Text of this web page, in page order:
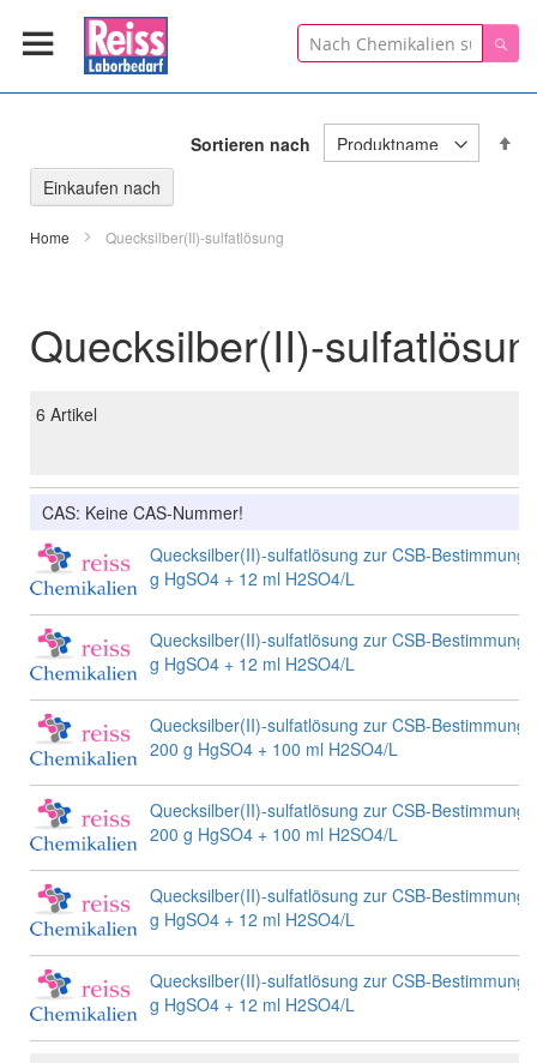
Suche
Home Quecksilber(II)-sulfatlösung
Quecksilber(II)-
6 Artikel
Sortieren nach
CAS: Keine CAS-Nummer!
Quecksilber(II)-sulfatlösung zur CSB-Bestimmung
g HgSO4 + 12 ml H2SO4/L
Quecksilber(II)-sulfatlösung zur CSB-Bestimmung
g HgSO4 + 12 ml H2SO4/L
Quecksilber(II)-sulfatlösung zur CSB-Bestimmung
200 g HgSO4 + 100 ml H2SO4/L
Quecksilber(II)-sulfatlösung zur CSB-Bestimmung
200 g HgSO4 + 100 ml H2SO4/L
Quecksilber(II)-sulfatlösung zur CSB-Bestimmung
g HgSO4 + 12 ml H2SO4/L
Quecksilber(II)-sulfatlösung zur CSB-Bestimmung
g HgSO4 + 12 ml H2SO4/L
Einkaufen nach